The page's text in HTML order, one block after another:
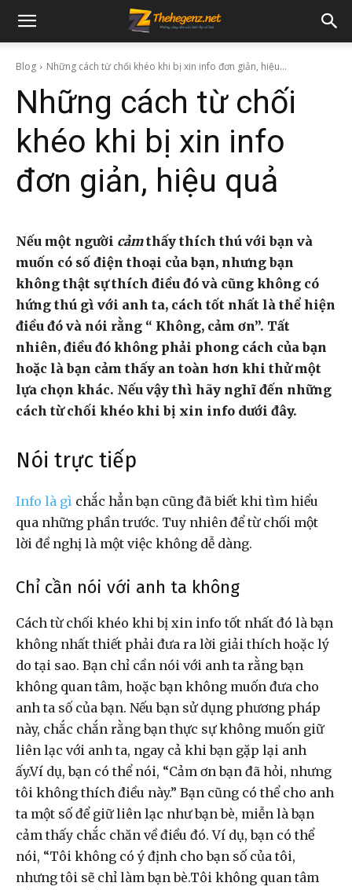
Blog Những cách từ chối khéo khi bị xin info đơn giản, hiệu...
Những cách từ chối
khéo khi bị xin info
đơn giản, hiệu quả
Nếu một người cảmthấy thích thú với bạn và
muốn có số điện thoại của bạn, nhưng bạn
không thật sự thích điều đó và cũng không có
hứng thú gì với anh ta, cách tốt nhất là thể hiện
điều đó và nói rằng “ Không, cảm ơn”. Tất
nhiên, điều đó không phải phong cách của bạn
hoặc là bạn cảm thấy an toàn hơn khi thử một
lựa chọn khác. Nếu vậy thì hãy nghĩ đến những
cách từ chối khéo khi bị xin info dưới đây.
Nói trực tiếp
Info là gì chắc hẳn bạn cũng đã biết khi tìm hiểu
qua những phần trước. Tuy nhiên để từ chối một
lời đề nghị là một việc không dễ dàng.
Chỉ cần nói với anh ta không
Cách từ chối khéo khi bị xin info tốt nhất đó là bạn
không nhất thiết phải đưa ra lời giải thích hoặc lý
do tại sao. Bạn chỉ cần nói với anh ta rằng bạn
không quan tâm, hoặc bạn không muốn đưa cho
anh ta số của bạn. Nếu bạn sử dụng phương pháp
này, chắc chắn rằng bạn thực sự không muốn giữ
liên lạc với anh ta, ngay cả khi bạn gặp lại anh
ấy.Ví dụ, bạn có thể nói, “Cảm ơn bạn đã hỏi, nhưng
tôi không thích điều này.” Bạn cũng có thể cho anh
ta một số để giữ liên lạc như bạn bè, miễn là bạn
cảm thấy chắc chăn về điều đó. Ví dụ, bạn có thể
nói, “Tôi không có ý định cho bạn số của tôi,
nhưng tôi sẽ chỉ làm bạn bè.Tôi không quan tâm